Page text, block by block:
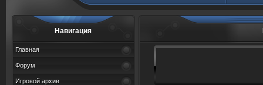
Навигация
Главная
Форум
Игровой архив